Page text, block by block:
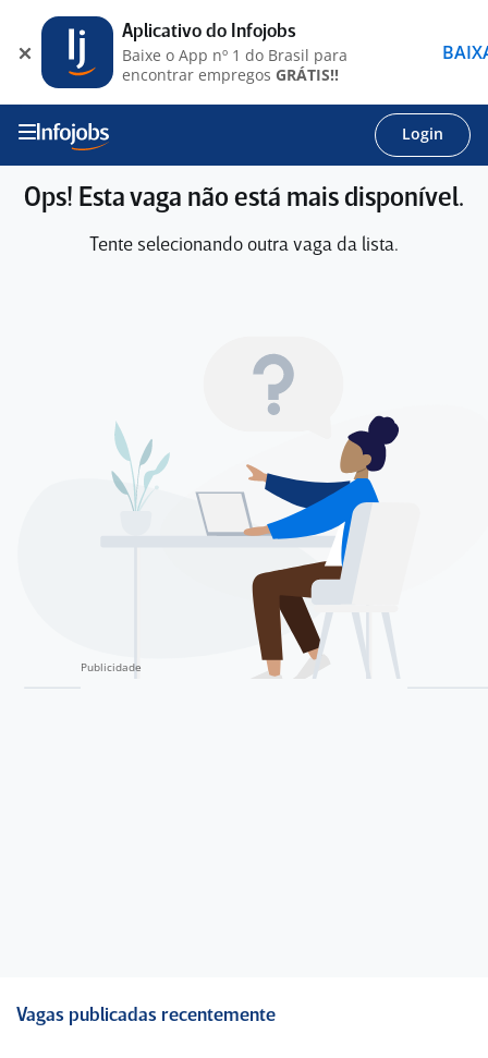
Login
Ops! Esta vaga não está mais disponível.
Tente selecionando outra vaga da lista.
Vagas publicadas recentemente
Aplicativo do Infojobs
Baixe o App nº 1 do Brasil para
encontrar empregos GRÁTIS!!